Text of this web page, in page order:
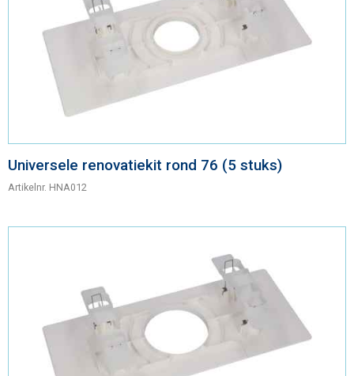
Universele renovatiekit rond 76 (5 stuks)
Artikelnr. HNA012